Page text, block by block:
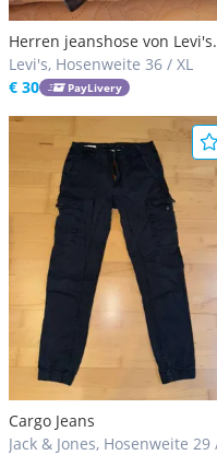
Herren jeanshose von Levi's
513
Levi's, Hosenweite 36 / XL
€ 30
PayLivery
Cargo Jeans
Jack & Jones, Hosenweite 29